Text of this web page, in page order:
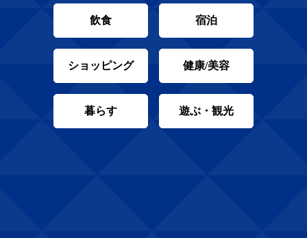
飲食 宿泊
ショッピング 健康/美容
暮らす 遊ぶ・観光